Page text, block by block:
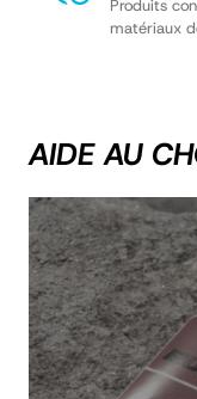
Produits
matériaux
AIDE AU